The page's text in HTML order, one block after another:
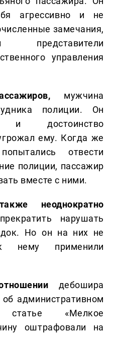
агрессивно и не
замечания,
управления
мужчина
полиции. Он
достоинство
ему. Когда же
отвести
полиции, пассажир
вместе с ними.
неоднократно
нарушать
Но он на них не
нему применили
дебошира
административном
«Мелкое
оштрафовали на